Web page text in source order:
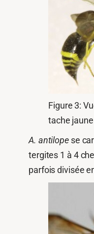
Figure 3:
tache
A. antilopese
tergites 1 à 4
parfois divisée